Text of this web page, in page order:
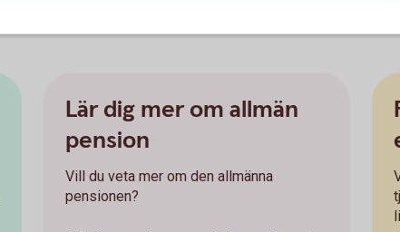
Lär dig mer om allmän
pension
Vill du veta mer om den allmänna
pensionen?